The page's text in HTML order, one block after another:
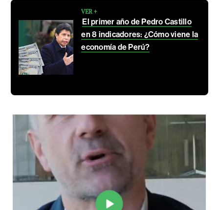
VER +
El primer año de Pedro Castillo
en 8 indicadores: ¿Cómo viene la
economía de Perú?